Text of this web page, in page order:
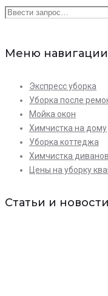
Искать:
Меню
Экспресс уборка
Уборка после
Мойка окон
Химчистка на дому
Уборка коттеджа
Химчистка диванов
Цены на уборку
Статьи и новости